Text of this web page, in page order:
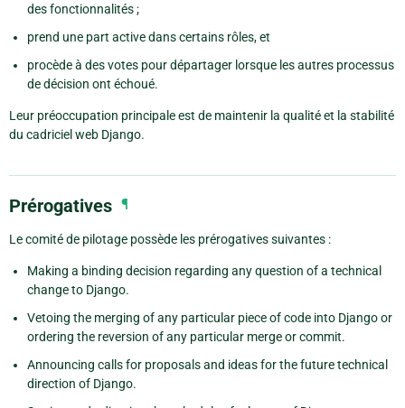
des fonctionnalités ;
prend une part active dans certains rôles, et
procède à des votes pour départager lorsque les autres processus
de décision ont échoué.
Leur préoccupation principale est de maintenir la qualité et la stabilité
du cadriciel web Django.
Prérogatives ¶
Le comité de pilotage possède les prérogatives suivantes :
Making a binding decision regarding any question of a technical
change to Django.
Vetoing the merging of any particular piece of code into Django or
ordering the reversion of any particular merge or commit.
Announcing calls for proposals and ideas for the future technical
direction of Django.